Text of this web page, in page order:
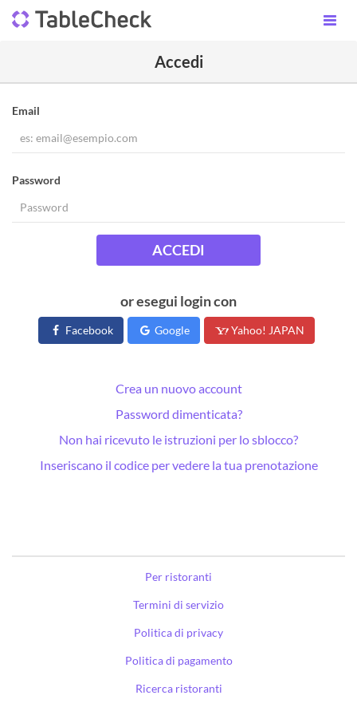
Accedi
Email
Password
ACCEDI
or esegui login con
Facebook Google Yahoo! JAPAN
Crea un nuovo account
Password dimenticata?
Non hai ricevuto le istruzioni per lo sblocco?
Inseriscano il codice per vedere la tua prenotazione
Per ristoranti
Termini di servizio
Politica di privacy
Politica di pagamento
Ricerca ristoranti